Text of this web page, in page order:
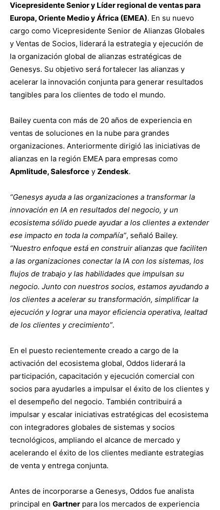
Vicepresidente Senior y Líder regional de ventas para
Europa, Oriente Medio y África (EMEA). En su nuevo
cargo como Vicepresidente Senior de Alianzas Globales
y Ventas de Socios, liderará la estrategia y ejecución de
la organización global de alianzas estratégicas de
Genesys. Su objetivo será fortalecer las alianzas y
acelerar la innovación conjunta para generar resultados
tangibles para los clientes de todo el mundo.
Bailey cuenta con más de 20 años de experiencia en
ventas de soluciones en la nube para grandes
organizaciones. Anteriormente dirigió las iniciativas de
alianzas en la región EMEA para empresas como
Apmlitude, Salesforce y Zendesk.
“Genesys ayuda a las organizaciones a transformar la
innovación en IA en resultados del negocio, y un
ecosistema sólido puede ayudar a los clientes a extender
ese impacto en toda la compañía”, señaló Bailey.
“Nuestro enfoque está en construir alianzas que faciliten
a las organizaciones conectar la IA con los sistemas, los
flujos de trabajo y las habilidades que impulsan su
negocio. Junto con nuestros socios, estamos ayudando a
los clientes a acelerar su transformación, simplificar la
ejecución y lograr una mayor eficiencia operativa, lealtad
de los clientes y crecimiento”.
En el puesto recientemente creado a cargo de la
activación del ecosistema global, Oddos liderará la
participación, capacitación y ejecución comercial con
socios para ayudarles a impulsar el éxito de los clientes y
el desempeño del negocio. También contribuirá a
impulsar y escalar iniciativas estratégicas del ecosistema
con integradores globales de sistemas y socios
tecnológicos, ampliando el alcance de mercado y
acelerando el éxito de los clientes mediante estrategias
de venta y entrega conjunta.
Antes de incorporarse a Genesys, Oddos fue analista
principal en Gartner para los mercados de experiencia